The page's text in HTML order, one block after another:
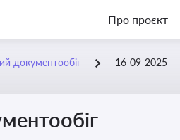
Про проєкт
документообіг 16-09-2025